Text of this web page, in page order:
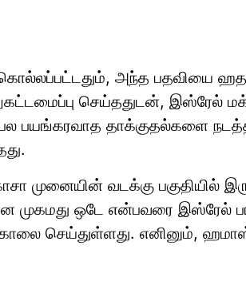
கொல்லப்பட்டதும், அந்த பதவியை
செய்ததுடன், இஸ்ரேல்
பயங்கரவாத தாக்குதல்களை
முனையின் வடக்கு பகுதியில்
முகமது ஒடே என்பவரை இஸ்ரேல்
செய்துள்ளது. எனினும்,